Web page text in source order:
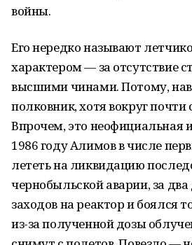
войны.
Его нередко называют
характером — за отсутствие
высшими чинами. Потому,
полковник, хотя вокруг
Впрочем, это неофициальная
1986 году Алимов в числе
лететь на ликвидацию
чернобыльской аварии, за
заходов на реактор и боялся
из-за полученной дозы